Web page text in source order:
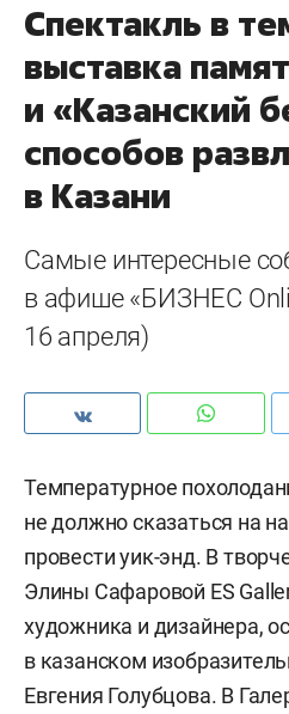
Спектакль в
выставка
и «Казанский
способов
в Казани
Самые интересные
в афише «БИЗНЕС
16 апреля)
Температурное
не должно сказаться на
провести уик-энд. В
Элины Сафаровой ES
художника и дизайнера,
в казанском
Евгения Голубцова. В